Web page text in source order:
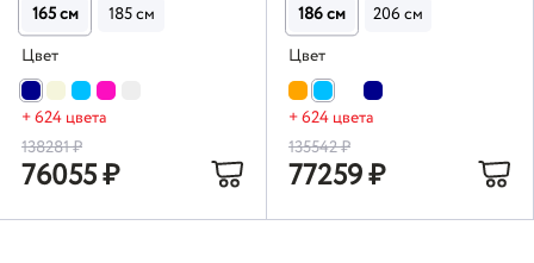
165 см
185 см
Цвет
+ 624 цвета
138281₽
76055₽
186 см
206 см
Цвет
+ 624 цвета
135542₽
77259₽